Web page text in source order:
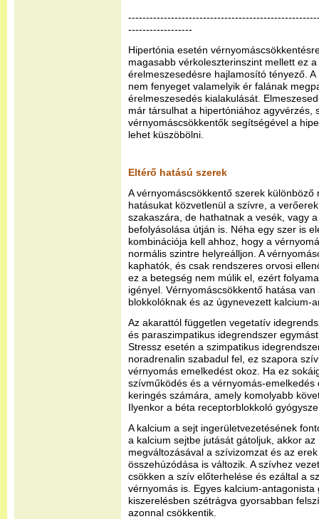
------------------
Hipertónia esetén
magasabb vérkoleszterinszint mellett ez
érelmeszesedésre hajlamosító tényező.
nem fenyeget valamelyik ér falának
érelmeszesedés kialakulását.
már társulhat a hipertóniához agyvérzés,
vérnyomáscsökkentők segítségével a
lehet küszöbölni.
Eltérő hatású szerek
A vérnyomáscsökkentő szerek különböző
hatásukat közvetlenül a szívre, a
szakaszára, de hathatnak a vesék, vagy
befolyásolása útján is. Néha egy szer is
kombinációja kell ahhoz, hogy a
normális szintre helyreálljon. A
kaphatók, és csak rendszeres orvosi
ez a betegség nem múlik el, ezért
igényel. Vérnyomáscsökkentő hatása
blokkolóknak és az úgynevezett kalcium-
Az akarattól független vegetatív
és paraszimpatikus idegrendszer
Stressz esetén a szimpatikus
noradrenalin szabadul fel, ez szapora
vérnyomás emelkedést okoz. Ha ez
szívműködés és a vérnyomás-
keringés számára, amely komolyabb
Ilyenkor a béta receptorblokkoló
A kalcium a sejt ingerületvezetésének
a kalcium sejtbe jutását gátoljuk, akkor
megváltozásával a szívizomzat és az
összehúzódása is változik. A szívhez
csökken a szív előterhelése és ezáltal a
vérnyomás is. Egyes kalcium-antagonista
kiszerelésben szétrágva gyorsabban
azonnal csökkentik.